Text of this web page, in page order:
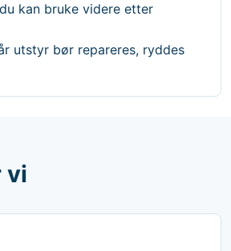
kan bruke videre etter
utstyr bør repareres, ryddes
vi